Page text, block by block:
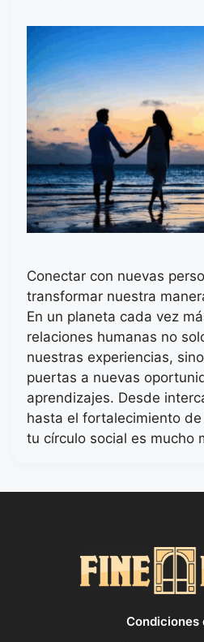
Conectar con nuevas
transformar nuestra
En un planeta cada vez
relaciones humanas no
nuestras experiencias,
puertas a nuevas
aprendizajes. Desde
hasta el fortalecimiento
tu círculo social es mucho
Condiciones